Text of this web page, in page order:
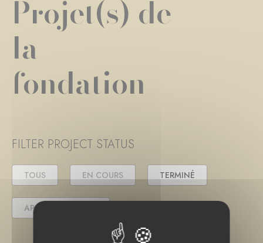
Projet(s) de
la
fondation
FILTER PROJECT STATUS
TOUS EN COURS TERMINÉ
APPEL(S) À PROJET